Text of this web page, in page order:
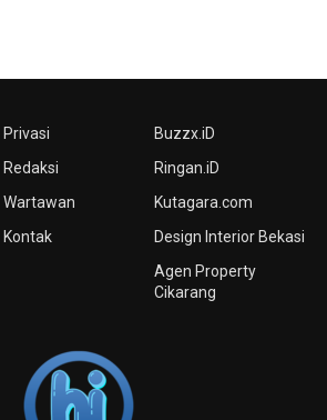
Privasi
Redaksi
Wartawan
Kontak
Buzzx.iD
Ringan.iD
Kutagara.com
Design Interior Bekasi
Agen Property
Cikarang